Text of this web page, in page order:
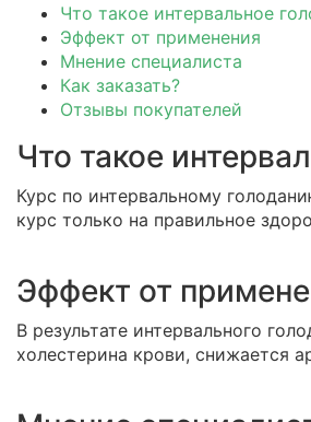
Что такое интервальное
Эффект от применения
Мнение специалиста
Как заказать?
Отзывы покупателей
Что такое
Курс по интервальному
курс только на правильное
Эффект от
В результате интервального
холестерина крови, снижается